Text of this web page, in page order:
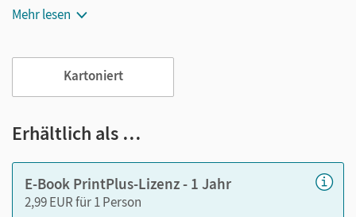
Rucksäcke und ist jederzeit unkompliziert verfügbar.
Notizen erstellen
Text ergänzen
im Text suchen
zoomen
Mehr lesen
Kartoniert
Erhältlich als …
E-Book PrintPlus-Lizenz - 1 Jahr
2,99 EUR für 1 Person